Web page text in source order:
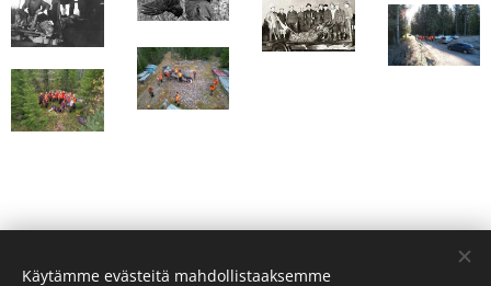
Käytämme evästeitä mahdollistaaksemme